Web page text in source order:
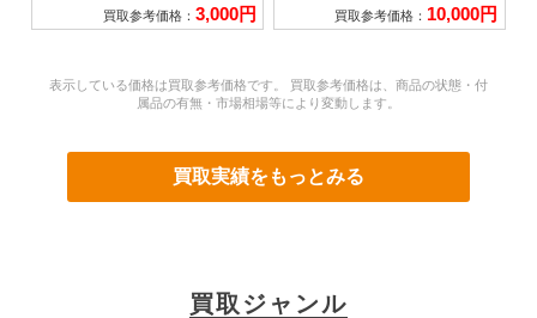
買取参考価格： 3,000円 買取参考価格： 10,000円
表示している価格は買取参考価格です。 買取参考価格は、商品の状態・付
属品の有無・市場相場等により変動します。
買取実績をもっとみる
買取ジャンル